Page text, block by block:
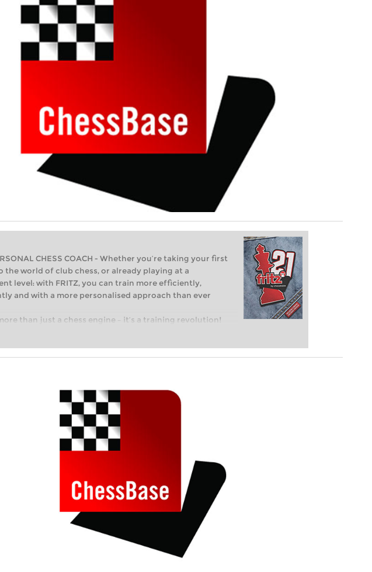
CHESS COACH - Whether you’re taking your first
the world of club chess, or already playing at a
level: with FRITZ, you can train more efficiently,
and with a more personalised approach than ever
than just a chess engine – it’s a training revolution!
taking your first steps into the world of club chess,
intelligently and with a more personalised